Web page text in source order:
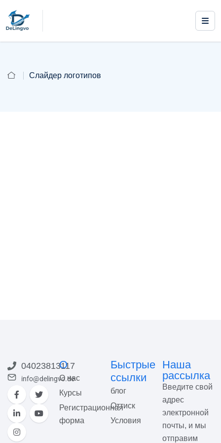
Слайдер логотипов
04023813117
info@delingvo.de
О
О нас
Курсы
Регистрационная
форма
Быстрые
ссылки
блог
Оттиск
Условия
Наша
рассылка
Введите свой
адрес
электронной
почты, и мы
отправим